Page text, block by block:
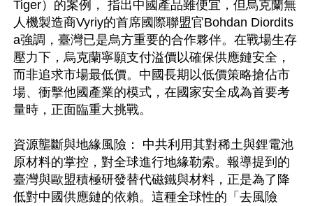
Tiger）的案例， 指出中國產品雖便宜，但烏克蘭無
人機製造商Vyriy的首席國際聯盟官Bohdan Diordits
a強調，臺灣已是烏方重要的合作夥伴。在戰場生存
壓力下，烏克蘭寧願支付溢價以確保供應鏈安全，
而非追求市場最低價。中國長期以低價策略搶佔市
場、衝擊他國產業的模式，在國家安全成為首要考
量時，正面臨重大挑戰。
資源壟斷與地緣風險： 中共利用其對稀土與鋰電池
原材料的掌控，對全球進行地緣勒索。報導提到的
臺灣與歐盟積極研發替代磁鐵與材料，正是為了降
低對中國供應鏈的依賴。這種全球性的「去風險